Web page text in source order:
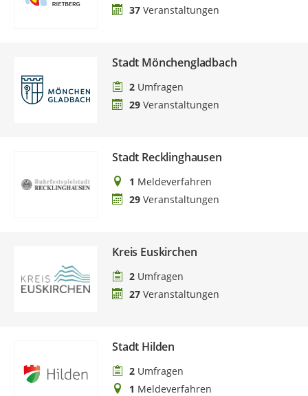
37 Veranstaltungen
Stadt Mönchengladbach
2 Umfragen
29 Veranstaltungen
Stadt Recklinghausen
1 Meldeverfahren
29 Veranstaltungen
Kreis Euskirchen
2 Umfragen
27 Veranstaltungen
Stadt Hilden
2 Umfragen
1 Meldeverfahren